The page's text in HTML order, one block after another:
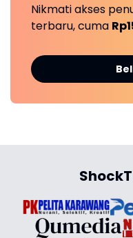
Nikmati akses
terbaru, cuma